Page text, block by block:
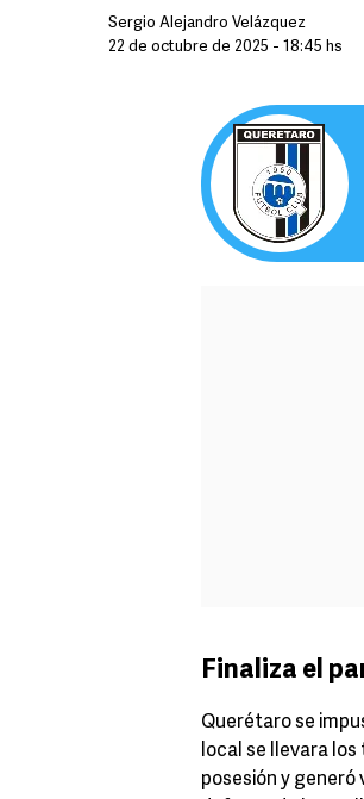
Sergio Alejandro Velázquez
22 de octubre de 2025 - 18:45 hs
Finaliza el
Querétaro se
local se llevara
posesión y